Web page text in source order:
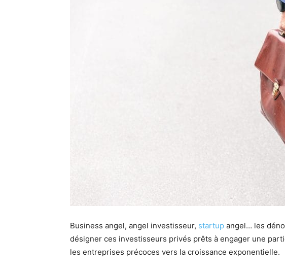
Business angel, angel investisseur, startup angel… les
désigner ces investisseurs privés prêts à engager une
les entreprises précoces vers la croissance exponentielle.